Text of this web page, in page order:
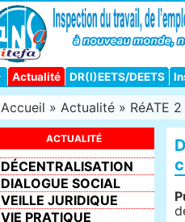
Actualité DR(I)EETS/DEETS
Accueil » Actualité » RéATE 2
ACTUALITÉ
DÉCENTRALISATION
DIALOGUE SOCIAL
VEILLE JURIDIQUE
VIE PRATIQUE